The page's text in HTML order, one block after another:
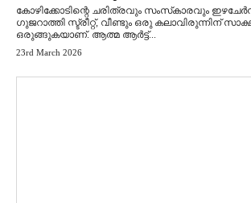
കോഴിക്കോടിന്റെ ചരിത്രവും സംസ്‌കാരവും
ഗുജറാത്തി സ്ട്രീറ്റ്, വീണ്ടും ഒരു കലാവിരുന്നിന്
ഒരുങ്ങുകയാണ്. ആത്മ ആർട്ട്...
23rd March 2026